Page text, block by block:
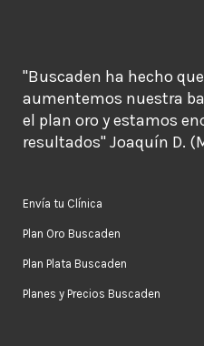
"Buscaden ha hecho
aumentemos nuestra
el plan oro y estamos
resultados" Joaquín D.
Envía tu Clínica
Plan Oro Buscaden
Plan Plata Buscaden
Planes y Precios Buscaden